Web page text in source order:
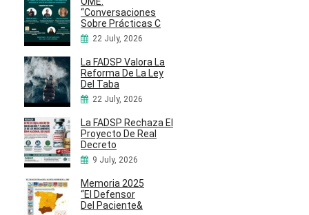
“Conversaciones
Sobre Prácticas C
22 July, 2026
La FADSP Valora La
Reforma De La Ley
Del Taba
22 July, 2026
La FADSP Rechaza El
Proyecto De Real
Decreto
9 July, 2026
Memoria 2025
“El Defensor
Del Paciente&